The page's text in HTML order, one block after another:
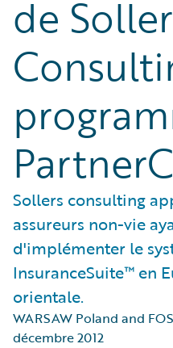
de
Sollers consulting
assureurs non-vie
d'implémenter le
InsuranceSuite™ en
orientale.
WARSAW Poland and
décembre 2012